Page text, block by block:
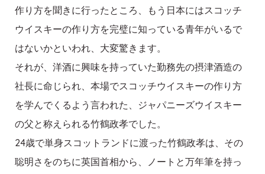
作り方を聞きに行ったところ、もう日本にはスコッチ
ウイスキーの作り方を完璧に知っている青年がいるで
はないかといわれ、大変驚きます。
それが、洋酒に興味を持っていた勤務先の摂津酒造の
社長に命じられ、本場でスコッチウイスキーの作り方
を学んでくるよう言われた、ジャパニーズウイスキー
の父と称えられる竹鶴政孝でした。
24歳で単身スコットランドに渡った竹鶴政孝は、その
聡明さをのちに英国首相から、ノートと万年筆を持っ